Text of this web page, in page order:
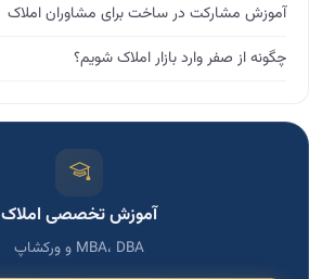
آموزش مشارکت در ساخت برای مشاوران املاک
چگونه از صفر وارد بازار املاک شویم؟
آموزش تخصصی املاک
MBA، DBA و ورکشاپ